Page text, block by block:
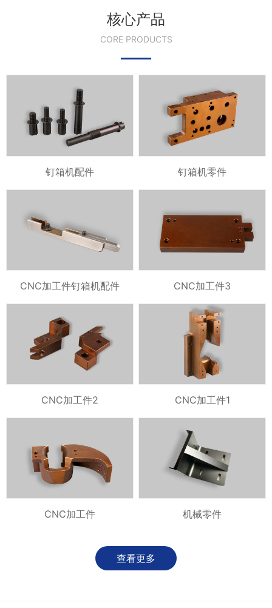
核心产品
CORE PRODUCTS
钉箱机配件 钉箱机零件
CNC加工件钉箱机配件 CNC加工件3
CNC加工件2 CNC加工件1
CNC加工件 机械零件
查看更多